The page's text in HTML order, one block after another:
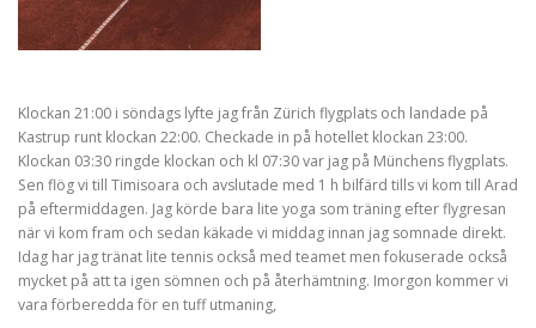
Klockan 21:00 i söndags lyfte jag från Zürich flygplats och landade på
Kastrup runt klockan 22:00. Checkade in på hotellet klockan 23:00.
Klockan 03:30 ringde klockan och kl 07:30 var jag på Münchens flygplats.
Sen flög vi till Timisoara och avslutade med 1 h bilfärd tills vi kom till Arad
på eftermiddagen. Jag körde bara lite yoga som träning efter flygresan
när vi kom fram och sedan käkade vi middag innan jag somnade direkt.
Idag har jag tränat lite tennis också med teamet men fokuserade också
mycket på att ta igen sömnen och på återhämtning. Imorgon kommer vi
vara förberedda för en tuff utmaning,